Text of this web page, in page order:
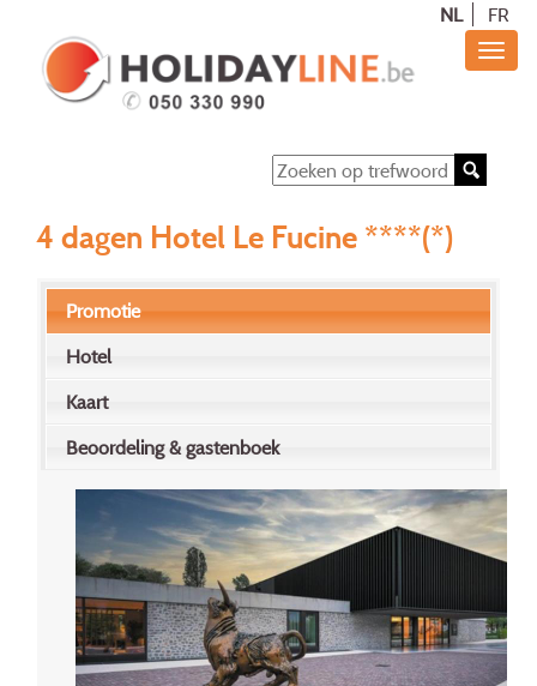
NL FR
4 dagen Hotel Le Fucine ****(*)
Promotie
Hotel
Kaart
Beoordeling & gastenboek